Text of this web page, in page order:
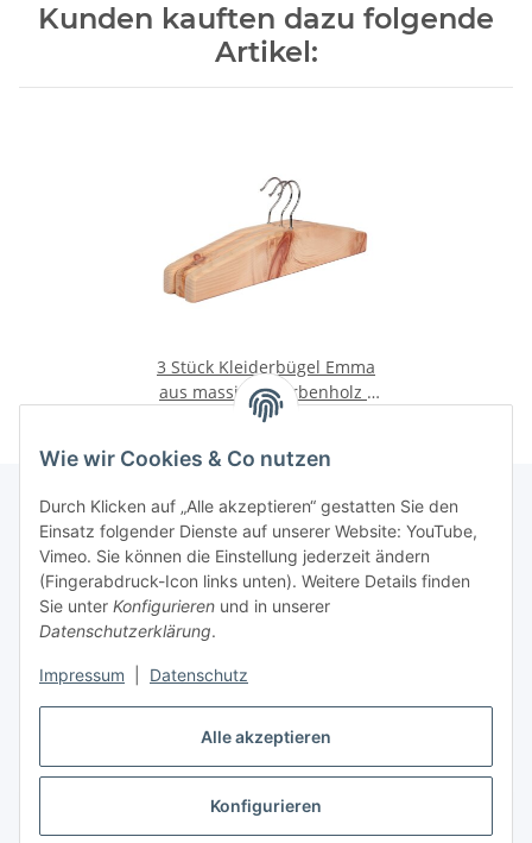
Alle akzeptieren
Konfigurieren
Wie wir Cookies & Co nutzen
Durch Klicken auf „Alle akzeptieren“ gestatten Sie den
Einsatz folgender Dienste auf unserer Website: YouTube,
Vimeo. Sie können die Einstellung jederzeit ändern
(Fingerabdruck-Icon links unten). Weitere Details finden
Sie unter Konfigurieren und in unserer
Datenschutzerklärung.
Impressum Datenschutz
Kunden kauften dazu folgende
Artikel:
3 Stück Kleiderbügel Emma
aus massivem Zirbenholz -
ca. 40cm - Made in Tirol
36,90 €
Informationen
Vertrag widerrufen